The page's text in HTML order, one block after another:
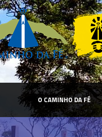
O CAMINHO DA FÉ